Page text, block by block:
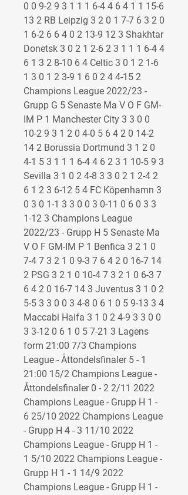
0 0 9-2 9 3 1 1 1 6-4 4 6 4 1 1 15-6
13 2 RB Leipzig 3 2 0 1 7-7 6 3 2 0
1 6-2 6 6 4 0 2 13-9 12 3 Shakhtar
Donetsk 3 0 2 1 2-6 2 3 1 1 1 6-4 4
6 1 3 2 8-10 6 4 Celtic 3 0 1 2 1-6
1 3 0 1 2 3-9 1 6 0 2 4 4-15 2
Champions League 2022/23 -
Grupp G 5 Senaste Ma V O F GM-
IM P 1 Manchester City 3 3 0 0
10-2 9 3 1 2 0 4-0 5 6 4 2 0 14-2
14 2 Borussia Dortmund 3 1 2 0
4-1 5 3 1 1 1 6-4 4 6 2 3 1 10-5 9 3
Sevilla 3 1 0 2 4-8 3 3 0 2 1 2-4 2
6 1 2 3 6-12 5 4 FC Köpenhamn 3
0 3 0 1-1 3 3 0 0 3 0-11 0 6 0 3 3
1-12 3 Champions League
2022/23 - Grupp H 5 Senaste Ma
V O F GM-IM P 1 Benfica 3 2 1 0
7-4 7 3 2 1 0 9-3 7 6 4 2 0 16-7 14
2 PSG 3 2 1 0 10-4 7 3 2 1 0 6-3 7
6 4 2 0 16-7 14 3 Juventus 3 1 0 2
5-5 3 3 0 0 3 4-8 0 6 1 0 5 9-13 3 4
Maccabi Haifa 3 1 0 2 4-9 3 3 0 0
3 3-12 0 6 1 0 5 7-21 3 Lagens
form 21:00 7/3 Champions
League - Åttondelsfinaler 5 - 1
21:00 15/2 Champions League -
Åttondelsfinaler 0 - 2 2/11 2022
Champions League - Grupp H 1 -
6 25/10 2022 Champions League
- Grupp H 4 - 3 11/10 2022
Champions League - Grupp H 1 -
1 5/10 2022 Champions League -
Grupp H 1 - 1 14/9 2022
Champions League - Grupp H 1 -